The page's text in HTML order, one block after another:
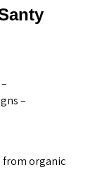
– Openwork pointelle knit
– A patchwork of different designs
from organic